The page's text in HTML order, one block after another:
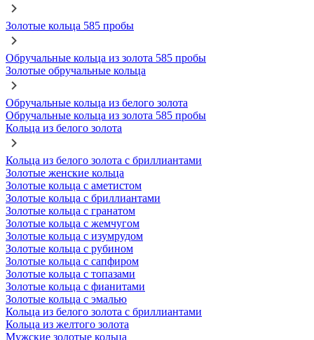
Золотые кольца 585 пробы
Обручальные кольца из золота 585 пробы
Золотые обручальные кольца
Обручальные кольца из белого золота
Обручальные кольца из золота 585 пробы
Кольца из белого золота
Кольца из белого золота с бриллиантами
Золотые женские кольца
Золотые кольца с аметистом
Золотые кольца с бриллиантами
Золотые кольца с гранатом
Золотые кольца с жемчугом
Золотые кольца с изумрудом
Золотые кольца с рубином
Золотые кольца с сапфиром
Золотые кольца с топазами
Золотые кольца с фианитами
Золотые кольца с эмалью
Кольца из белого золота с бриллиантами
Кольца из желтого золота
Мужские золотые кольца